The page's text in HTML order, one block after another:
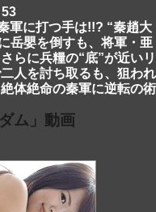
軍に打つ手は!!? “秦趙大
岳嬰を倒すも、将軍・亜
らに兵糧の“底”が近いリ
人を討ち取るも、狙われ
体絶命の秦軍に逆転の術
ム」動画